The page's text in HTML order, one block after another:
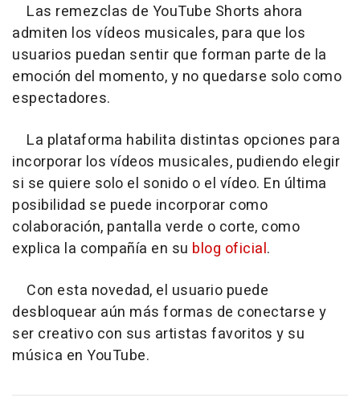
Las remezclas de YouTube Shorts ahora
admiten los vídeos musicales, para que los
usuarios puedan sentir que forman parte de la
emoción del momento, y no quedarse solo como
espectadores.
La plataforma habilita distintas opciones para
incorporar los vídeos musicales, pudiendo elegir
si se quiere solo el sonido o el vídeo. En última
posibilidad se puede incorporar como
colaboración, pantalla verde o corte, como
explica la compañía en su blog oficial.
Con esta novedad, el usuario puede
desbloquear aún más formas de conectarse y
ser creativo con sus artistas favoritos y su
música en YouTube.